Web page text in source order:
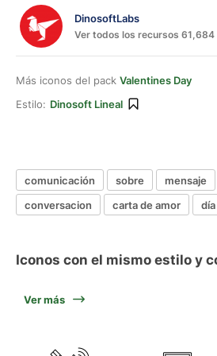
DinosoftLabs
Ver todos los recursos 61,684
Más iconos del pack Valentines Day
Estilo: Dinosoft Lineal
comunicación sobre mensaje
conversacion
carta de amor
Iconos con el mismo estilo y
Ver más